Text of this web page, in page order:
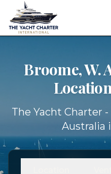
Broome, W.
The Yacht Charter
Australia